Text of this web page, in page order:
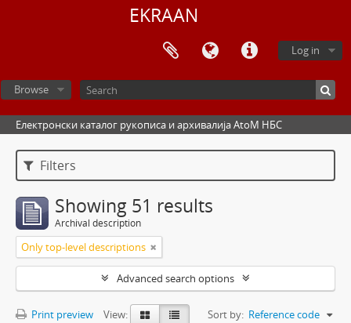
EKRAAN
Log in
Browse
Електронски каталог рукописа и архивалија AtoM НБС
Filters
Showing 51 results
Archival description
Only top-level descriptions
Advanced search options
Print preview View: Sort by: Reference code